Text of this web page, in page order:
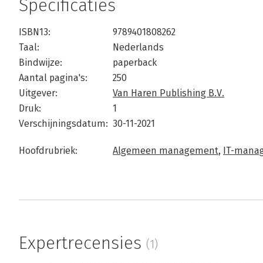
Specificaties
ISBN13:
9789401808262
Taal:
Nederlands
Bindwijze:
paperback
Aantal pagina's:
250
Uitgever:
Van Haren Publishing B.V.
Druk:
1
Verschijningsdatum: 30-11-2021
Hoofdrubriek: Algemeen management, IT-
Expertrecensies (1)